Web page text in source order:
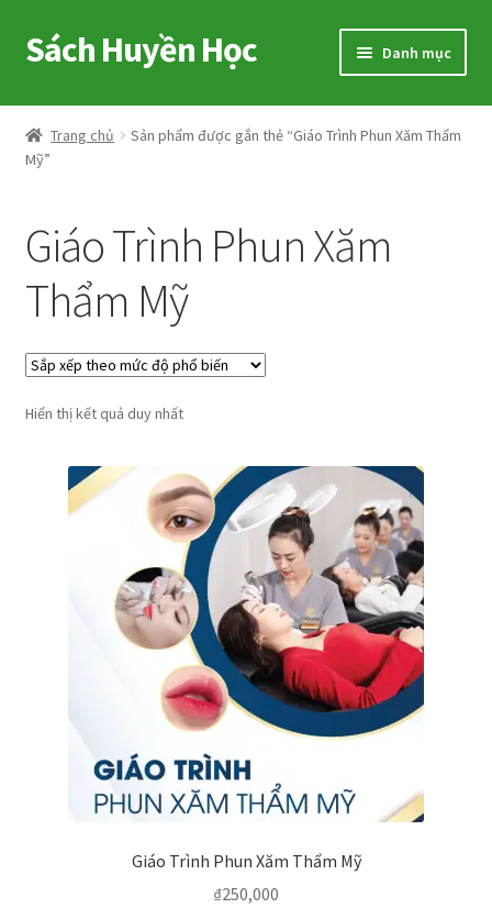
Đi
đến
hướng
Chuyển
đến
dung
Sách Huyền Học Danh mục
Home
Sitemap
Voucher
Trang chủ
Sản phẩm được gắn thẻ “Giáo Trình Phun Xăm Thẩm
Mỹ”
Giáo Trình Phun Xăm
Thẩm Mỹ
Hiển thị kết quả duy nhất
Giáo Trình Phun Xăm Thẩm Mỹ
₫250,000